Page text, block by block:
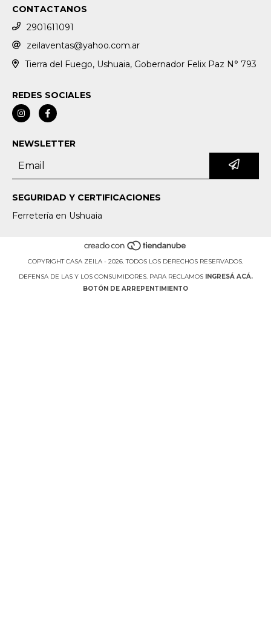
CONTACTANOS
2901611091
zeilaventas@yahoo.com.ar
Tierra del Fuego, Ushuaia, Gobernador Felix Paz N° 793
REDES SOCIALES
NEWSLETTER
SEGURIDAD Y CERTIFICACIONES
Ferretería en Ushuaia
COPYRIGHT CASA ZEILA - 2026. TODOS LOS DERECHOS RESERVADOS.
DEFENSA DE LAS Y LOS CONSUMIDORES. PARA RECLAMOS
INGRESÁ ACÁ.
BOTÓN DE ARREPENTIMIENTO